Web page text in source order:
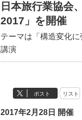
日本旅行業協会
2017」を開催
テーマは「構造変化
講演
ポスト リスト
2017年2月28日 開催